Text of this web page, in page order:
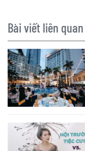
Bài viết liên quan